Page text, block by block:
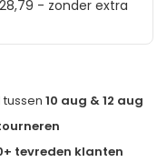
- zonder extra
tussen10 aug & 12 aug
tevreden klanten